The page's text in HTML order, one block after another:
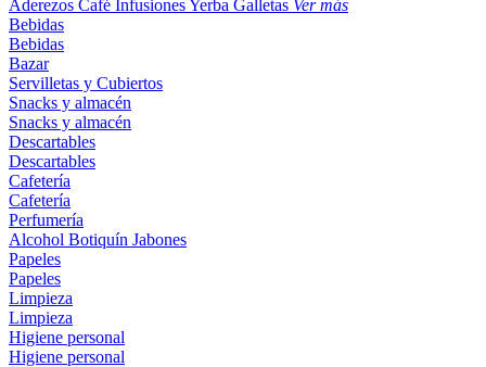
Aderezos Café InfusionesYerba Galletas Ver más
Bebidas
Bebidas
Bazar
Servilletas y Cubiertos
Snacks y almacén
Snacks y almacén
Descartables
Descartables
Cafetería
Cafetería
Perfumería
Alcohol Botiquín Jabones
Papeles
Papeles
Limpieza
Limpieza
Higiene personal
Higiene personal